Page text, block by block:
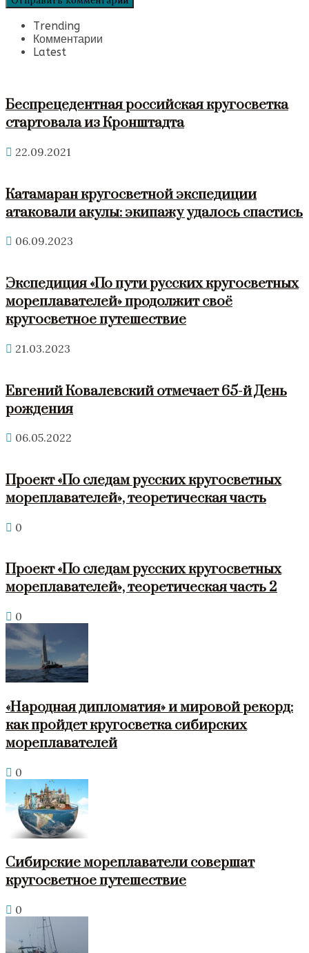
Trending
Комментарии
Latest
Беспрецедентная российская кругосветка
стартовала из Кронштадта
22.09.2021
Катамаран кругосветной экспедиции
атаковали акулы: экипажу удалось спастись
06.09.2023
Экспедиция «По пути русских кругосветных
мореплавателей» продолжит своё
кругосветное путешествие
21.03.2023
Евгений Ковалевский отмечает 65-й День
рождения
06.05.2022
Проект «По следам русских кругосветных
мореплавателей», теоретическая часть
0
Проект «По следам русских кругосветных
мореплавателей», теоретическая часть 2
0
«Народная дипломатия» и мировой рекорд:
как пройдет кругосветка сибирских
мореплавателей
0
Сибирские мореплаватели совершат
кругосветное путешествие
0